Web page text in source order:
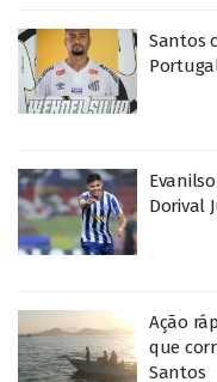
Santos
Dorival
Ação
que
Santos